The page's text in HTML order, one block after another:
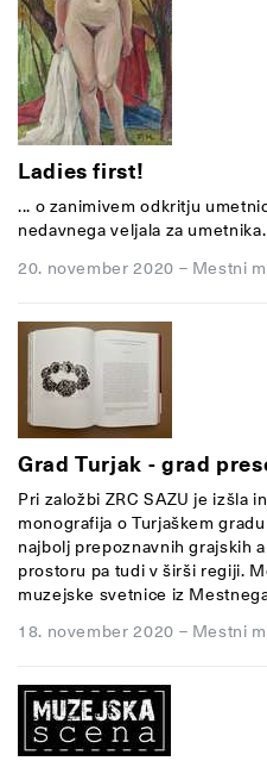
Ladies first!
... o zanimivem odkritju
nedavnega veljala za umetnika.
20. november 2020 – Mestni
Grad Turjak - grad
Pri založbi ZRC SAZU je izšla
monografija o Turjaškem
najbolj prepoznavnih grajskih
prostoru pa tudi v širši regiji.
muzejske svetnice iz
18. november 2020 – Mestni